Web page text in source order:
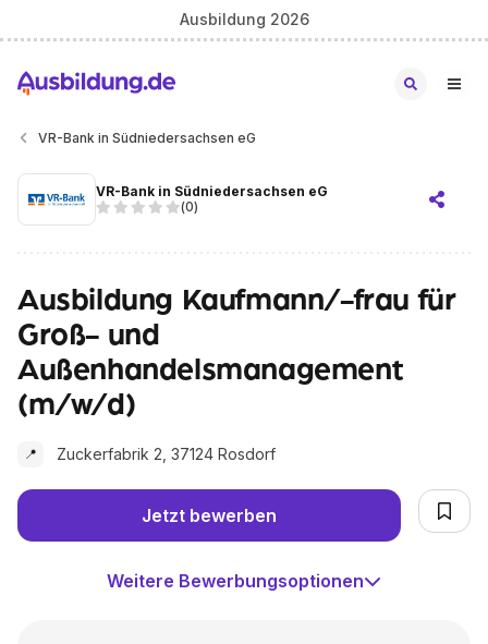
Ausbildung 2026
VR-Bank in Südniedersachsen eG
VR-Bank in Südniedersachsen eG
(0)
Ausbildung Kaufmann/-frau für
Groß- und
Außenhandelsmanagement
(m/w/d)
📍 Zuckerfabrik 2, 37124 Rosdorf
Jetzt bewerben
Weitere Bewerbungsoptionen